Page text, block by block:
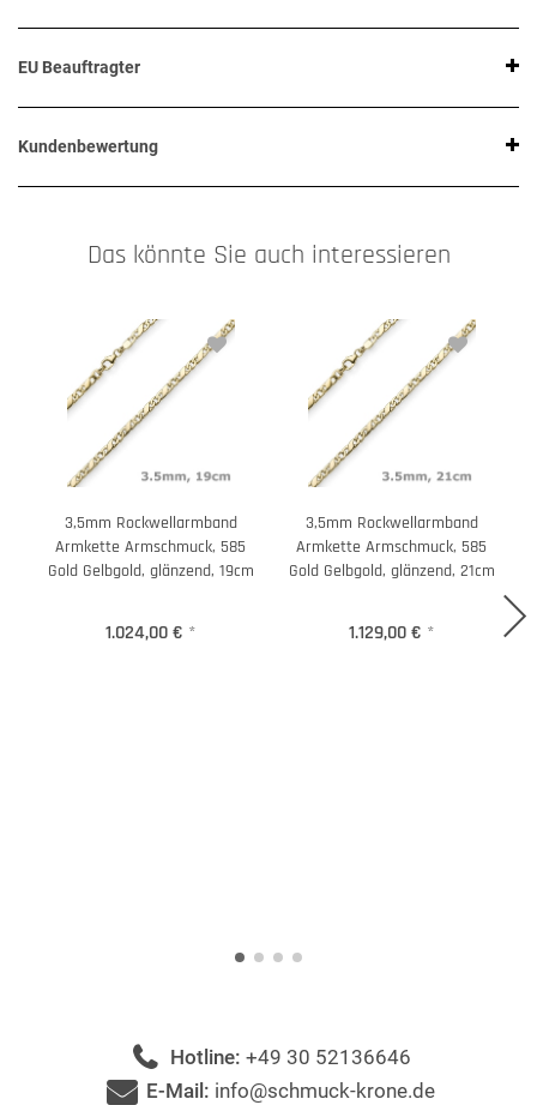
EU Beauftragter
Kundenbewertung
Das könnte Sie auch interessieren
3,5mm Rockwellarmband
Armkette Armschmuck, 585
Gold Gelbgold, glänzend, 19cm
1.024,00 € *
3,5mm Rockwellarmband
Armkette Armschmuck, 585
Gold Gelbgold, glänzend, 21cm
1.129,00 € *
Hotline: +49 30 52136646
E-Mail: info@schmuck-krone.de